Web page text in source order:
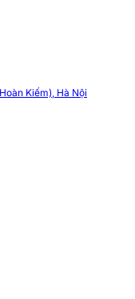
Kiếm), Hà Nội